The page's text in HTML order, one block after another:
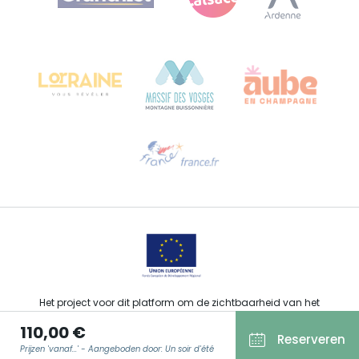
110,00 €
Prijzen 'vanaf...' - Aangeboden door: Un soir d'été Reserveren
Bureau de Colmar (hoofdkantoor)
Stuur ons een e-mail
Het project voor dit platform om de zichtbaarheid van het
toeristisch, sportief, cultureel en wijntoeristisch aanbod van de
Grand Est te verbeteren werd gefinancierd door de EFRO in het
kader van de respons van de Europese Unie op de COVID-19-
pandemie.